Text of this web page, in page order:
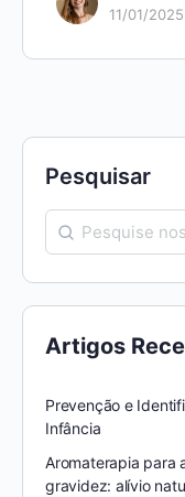
11/01/2025
Pesquisar
Artigos
Prevenção e
Infância
Aromaterapia para
gravidez: alívio